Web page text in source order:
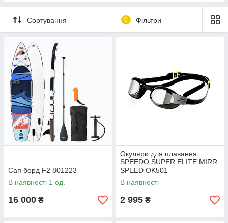
Сортування 0 Фільтри
Сап борд F2 801223
В наявності 1 од.
16 000 ₴
Окуляри для плавання
SPEEDO SUPER ELITE MIRR
SPEED OK501
В наявності
2 995 ₴